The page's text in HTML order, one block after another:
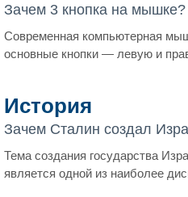
Зачем 3 кнопка на мышке?
Современная компьютерная
основные кнопки — левую и
История
Зачем Сталин создал
Тема создания государства
является одной из наиболее